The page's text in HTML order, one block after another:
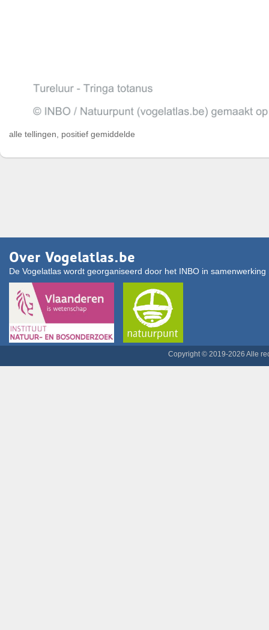
alle tellingen, positief gemiddelde
Over Vogelatlas.be
De Vogelatlas wordt georganiseerd door het INBO in
Copyright © 2019-2026 Alle